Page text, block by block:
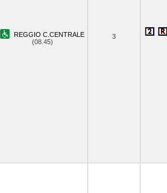
REGGIO C.CENTRALE
(08.45)
3